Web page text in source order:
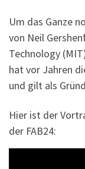
Um das Ganze
von Neil
Technology
hat vor Jahren
und gilt als
Hier ist der
der FAB24: